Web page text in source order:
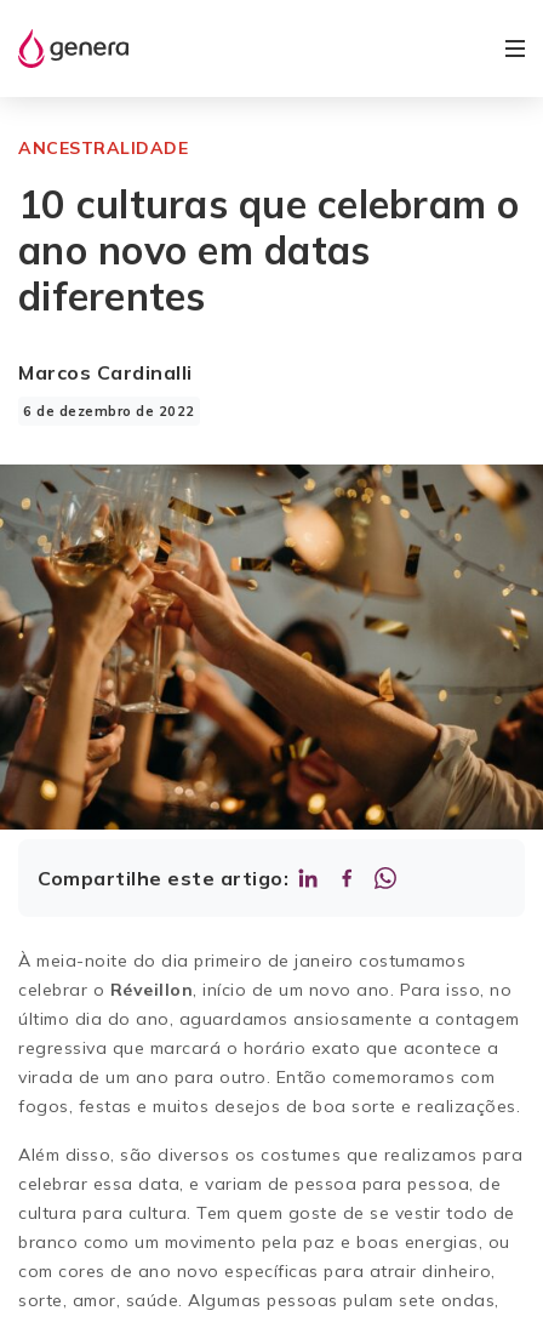
ANCESTRALIDADE
10 culturas que celebram o
ano novo em datas
diferentes
Marcos Cardinalli
6 de dezembro de 2022
Compartilhe este artigo:
À meia-noite do dia primeiro de janeiro costumamos
celebrar o Réveillon , início de um novo ano. Para isso, no
último dia do ano, aguardamos ansiosamente a contagem
regressiva que marcará o horário exato que acontece a
virada de um ano para outro. Então comemoramos com
fogos, festas e muitos desejos de boa sorte e realizações.
Além disso, são diversos os costumes que realizamos para
celebrar essa data, e variam de pessoa para pessoa, de
cultura para cultura. Tem quem goste de se vestir todo de
branco como um movimento pela paz e boas energias, ou
com cores de ano novo específicas para atrair dinheiro,
sorte, amor, saúde. Algumas pessoas pulam sete ondas,